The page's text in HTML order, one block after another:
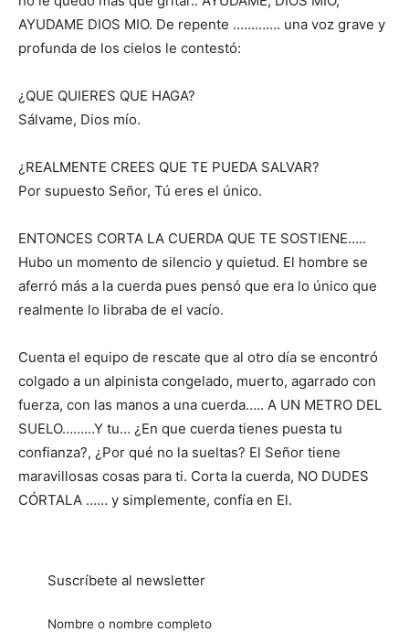
AYUDAME DIOS MIO. De repente …………. una voz grave y
profunda de los cielos le contestó:
¿QUE QUIERES QUE HAGA?
Sálvame, Dios mío.
¿REALMENTE CREES QUE TE PUEDA SALVAR?
Por supuesto Señor, Tú eres el único.
ENTONCES CORTA LA CUERDA QUE TE SOSTIENE…..
Hubo un momento de silencio y quietud. El hombre se
aferró más a la cuerda pues pensó que era lo único que
realmente lo libraba de el vacío.
Cuenta el equipo de rescate que al otro día se encontró
colgado a un alpinista congelado, muerto, agarrado con
fuerza, con las manos a una cuerda….. A UN METRO DEL
SUELO………Y tu… ¿En que cuerda tienes puesta tu
confianza?, ¿Por qué no la sueltas? El Señor tiene
maravillosas cosas para ti. Corta la cuerda, NO DUDES
CÓRTALA …… y simplemente, confía en El.
Suscríbete al newsletter
Nombre o nombre completo